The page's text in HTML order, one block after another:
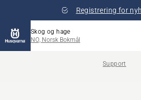
Registrering for
Skog og hage
NO, Norsk Bokmål
Support